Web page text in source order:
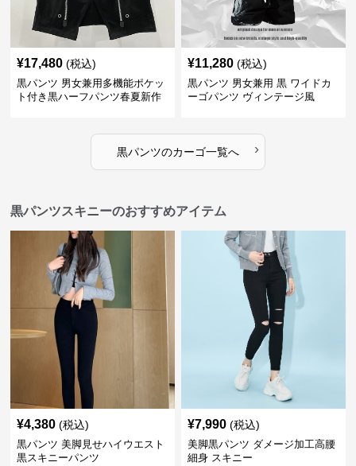
¥17,480 (税込)
黒パンツ 男女兼用多機能ポケッ
ト付き黒ハーフパンツ春夏新作
¥11,280 (税込)
黒パンツ 男女兼用 黒 ワイドカ
ーゴパンツ ヴィンテージ風
黒パンツのカーゴ一覧へ ›
黒パンツスキニーのおすすめアイテム
¥4,380 (税込)
黒パンツ 美脚見せハイウエスト
黒スキニーパンツ
¥7,990 (税込)
美脚黒パンツ ダメージ加工高腰
細身 スキニー